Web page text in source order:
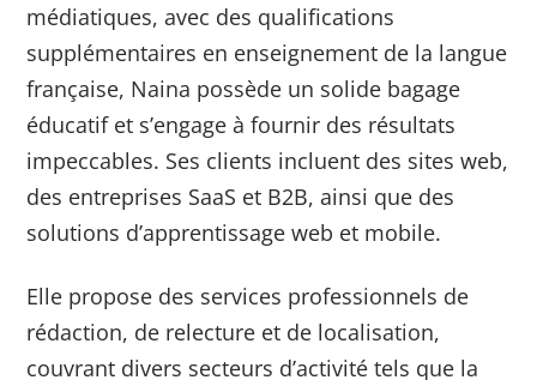
médiatiques, avec des qualifications
supplémentaires en enseignement de la langue
française, Naina possède un solide bagage
éducatif et s’engage à fournir des résultats
impeccables. Ses clients incluent des sites web,
des entreprises SaaS et B2B, ainsi que des
solutions d’apprentissage web et mobile.
Elle propose des services professionnels de
rédaction, de relecture et de localisation,
couvrant divers secteurs d’activité tels que la